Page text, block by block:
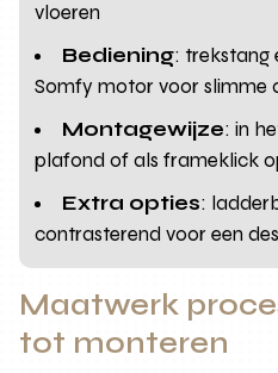
vloeren
Bediening: trekstang
Somfy motor voor slimme
Montagewijze: in
plafond of als frameklick
Extra opties:
contrasterend voor een
Maatwerk
tot monteren